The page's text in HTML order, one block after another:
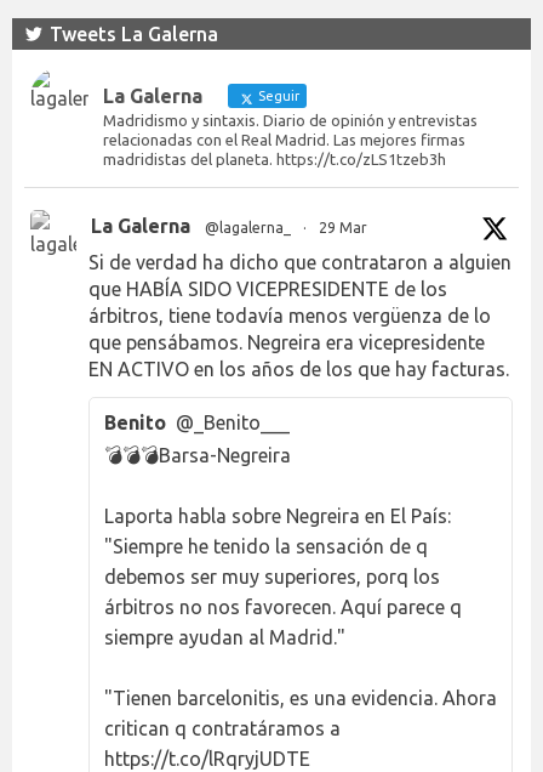
Tweets La Galerna
La Galerna Seguir
Madridismo y sintaxis. Diario de opinión y entrevistas
relacionadas con el Real Madrid. Las mejores firmas
madridistas del planeta. https://t.co/zLS1tzeb3h
La Galerna @lagalerna_ · 29 Mar
Si de verdad ha dicho que contrataron a alguien
que HABÍA SIDO VICEPRESIDENTE de los
árbitros, tiene todavía menos vergüenza de lo
que pensábamos. Negreira era vicepresidente
EN ACTIVO en los años de los que hay facturas.
Benito @_Benito___
💣💣💣Barsa-Negreira
Laporta habla sobre Negreira en El País:
"Siempre he tenido la sensación de q
debemos ser muy superiores, porq los
árbitros no nos favorecen. Aquí parece q
siempre ayudan al Madrid."
"Tienen barcelonitis, es una evidencia. Ahora
critican q contratáramos a
https://t.co/lRqryjUDTE